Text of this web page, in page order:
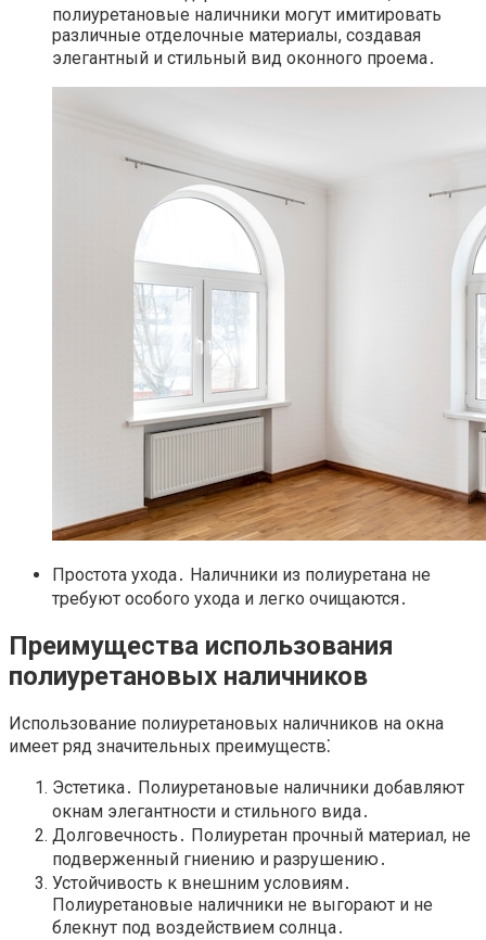
полиуретановые наличники могут имитировать
различные отделочные материалы, создавая
элегантный и стильный вид оконного проема․
Простота ухода․ Наличники из полиуретана не
требуют особого ухода и легко очищаются․
Преимущества использования
полиуретановых наличников
Использование полиуретановых наличников на окна
имеет ряд значительных преимуществ⁚
Эстетика․ Полиуретановые наличники добавляют
окнам элегантности и стильного вида․
Долговечность․ Полиуретан прочный материал, не
подверженный гниению и разрушению․
Устойчивость к внешним условиям․
Полиуретановые наличники не выгорают и не
блекнут под воздействием солнца․